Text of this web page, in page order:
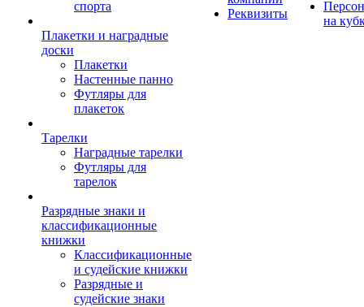
спорта
Плакетки и наградные
доски
Плакетки
Настенные панно
Футляры для
плакеток
Тарелки
Наградные тарелки
Футляры для
тарелок
Разрядные знаки и
классификационные
книжки
Классификационные
и судейские книжки
Разрядные и
судейские знаки
Реквизиты
на